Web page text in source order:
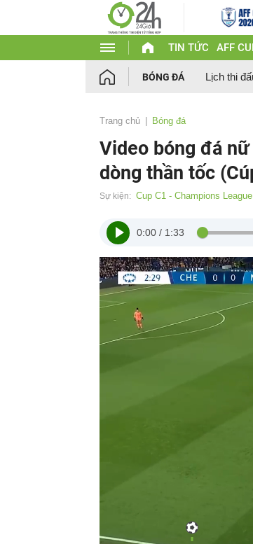
TIN TỨC AFF
BÓNG ĐÁ Lịch thi
Trang chủ Bóng đá
Video bóng đá
dòng thần tốc
Sự kiện: Cup C1 - Champions
0:00 / 1:33